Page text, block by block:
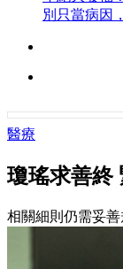
別只當病因
醫療
瓊瑤求善終
相關細則仍需妥